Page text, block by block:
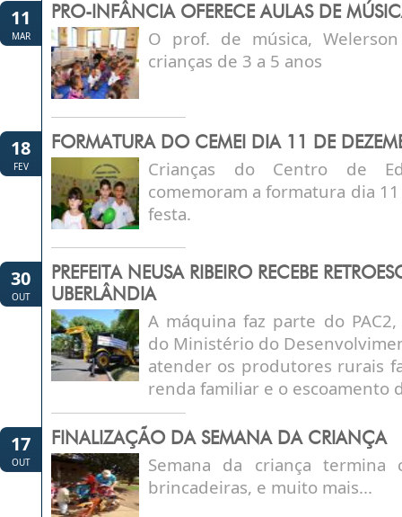
11
MAR
PRO-INFÂNCIA OFERECE AULAS DE
O prof. de música,
crianças de 3 a 5 anos
18
FEV
FORMATURA DO CEMEI DIA 11 DE
Crianças do Centro de
comemoram a formatura dia
festa.
30
OUT
PREFEITA NEUSA RIBEIRO RECEBE
UBERLÂNDIA
A máquina faz parte do
do Ministério do
atender os produtores rurais
renda familiar e o escoamento
17
OUT
FINALIZAÇÃO DA SEMANA DA CRIANÇA
Semana da criança termina
brincadeiras, e muito mais...